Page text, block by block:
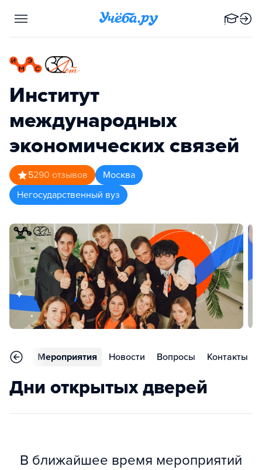
Институт
международных
экономических связей
5290 отзывов
Москва
Негосударственный вуз
Мероприятия Новости Вопросы Контакты
Дни открытых дверей
В ближайшее время мероприятий